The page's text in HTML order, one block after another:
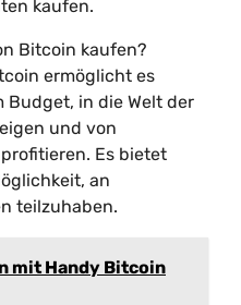
kaufen.
Bitcoin kaufen?
ermöglicht es
Budget, in die Welt der
und von
Es bietet
an
teilzuhaben.
mit Handy Bitcoin